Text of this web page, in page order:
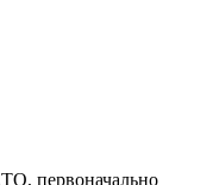
первоначально